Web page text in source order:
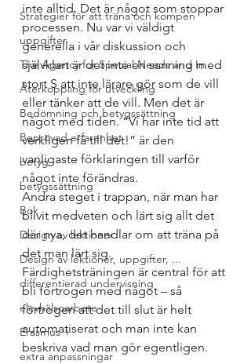
Strategier för att träna och kompen
uppgifter
The Agency for Special Needs and In
Återkoppling för utveckling
Bedömning och betygssättning
Beprövad erfarenhet
betyg
betygssättning
Bok
Design av lektioner
Design av lektioner, uppgifter, ...
differentierad undervisning
elevhälsoarbete
Erasmus +
extra anpassningar
inte alltid. Det är något som stoppar
processen. Nu var vi väldigt
generella i vår diskussion och
självklart är det inte en sanning med
stort S att inte lärare gör som de vill
eller tänker att de vill. Men det är
något med tiden. “Vi har inte tid att
verkligen få till det!” är den
vanligaste förklaringen till varför
något inte förändras.
Andra steget i trappan, när man har
blivit medveten och lärt sig allt det
där nya, det handlar om att träna på
det man lärt sig.
Färdighetsträningen är central för att
bli förtrogen med något – så
förtrogen att det till slut är helt
automatiserat och man inte kan
beskriva vad man gör egentligen.